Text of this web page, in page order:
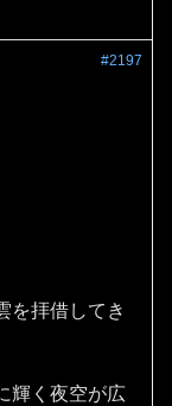
#2197
を拝借してき
輝く夜空が広